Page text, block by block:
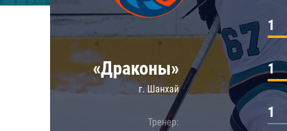
Локомотив
Шанхайские Драконы
«Драконы»
г. Шанхай
Тренер:
1
1
1